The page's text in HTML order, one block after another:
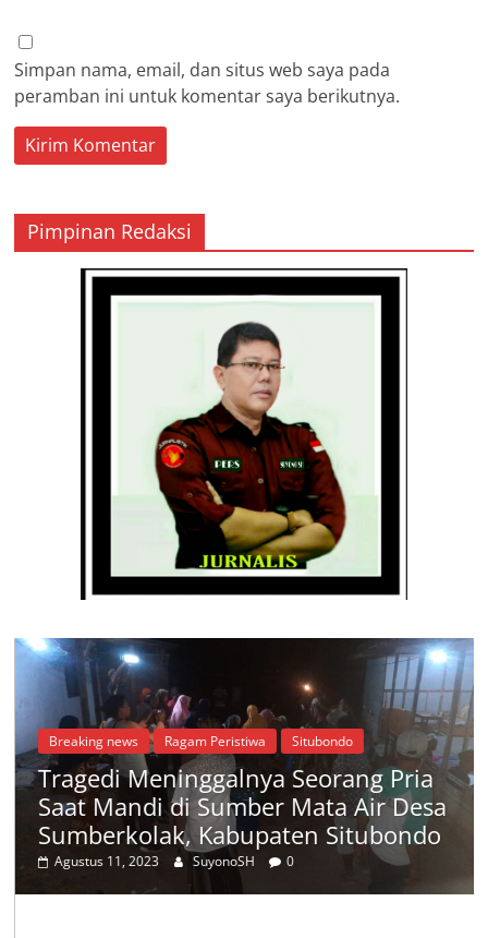
Simpan nama, email, dan situs web saya pada
peramban ini untuk komentar saya berikutnya.
Pimpinan Redaksi
Breaking news Ragam Peristiwa Situbondo
Tragedi Meninggalnya Seorang Pria
Saat Mandi di Sumber Mata Air Desa
Sumberkolak, Kabupaten Situbondo
Agustus 11, 2023 SuyonoSH 0